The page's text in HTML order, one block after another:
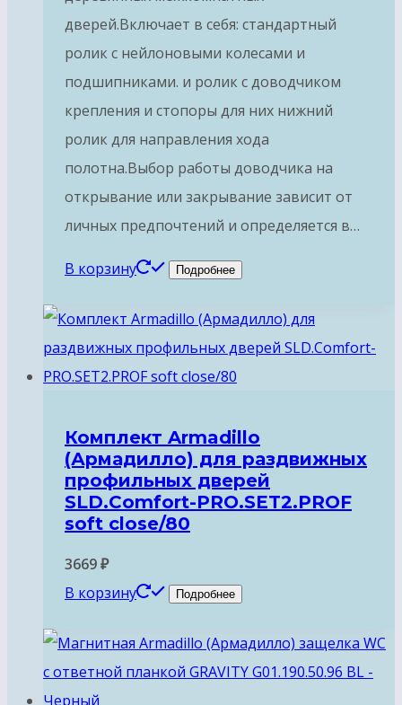
дверей.Включает в себя: стандартный
ролик с нейлоновыми колесами и
подшипниками. и ролик с доводчиком
крепления и стопоры для них нижний
ролик для направления хода
полотна.Выбор работы доводчика на
открывание или закрывание зависит от
личных предпочтений и определяется в…
В корзину Подробнее
Комплект Armadillo
(Армадилло) для раздвижных
профильных дверей
SLD.Comfort-PRO.SET2.PROF
soft close/80
3669₽
В корзину
Подробнее